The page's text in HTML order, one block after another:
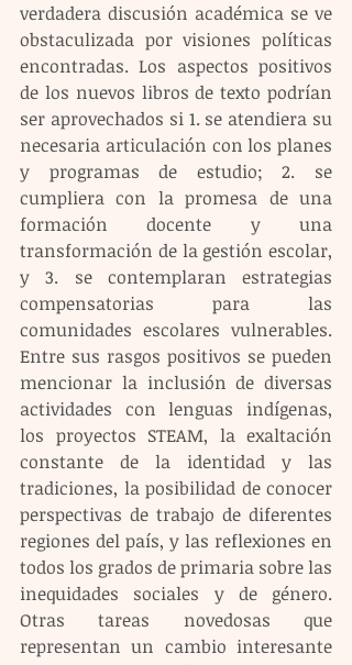
verdadera discusión académica se ve
obstaculizada por visiones políticas
encontradas. Los aspectos positivos
de los nuevos libros de texto podrían
ser aprovechados si 1. se atendiera su
necesaria articulación con los planes
y programas de estudio; 2. se
cumpliera con la promesa de una
formación docente y una
transformación de la gestión escolar,
y 3. se contemplaran estrategias
compensatorias para las
comunidades escolares vulnerables.
Entre sus rasgos positivos se pueden
mencionar la inclusión de diversas
actividades con lenguas indígenas,
los proyectos STEAM, la exaltación
constante de la identidad y las
tradiciones, la posibilidad de conocer
perspectivas de trabajo de diferentes
regiones del país, y las reflexiones en
todos los grados de primaria sobre las
inequidades sociales y de género.
Otras tareas novedosas que
representan un cambio interesante